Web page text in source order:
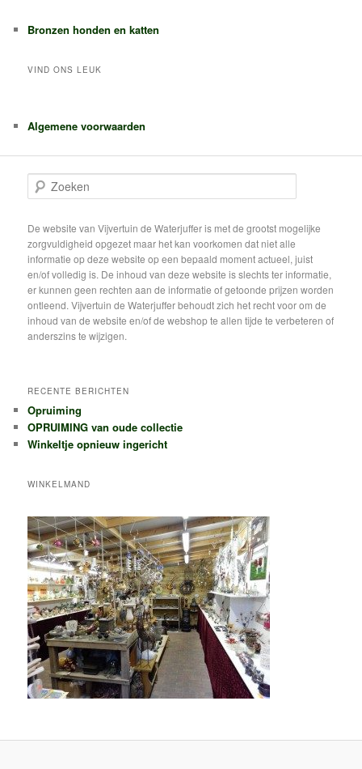
Bronzen honden en katten
VIND ONS LEUK
Algemene voorwaarden
o
k
e
n
De website van Vijvertuin de Waterjuffer is met de grootst mogelijke
zorgvuldigheid opgezet maar het kan voorkomen dat niet alle
informatie op deze website op een bepaald moment actueel, juist
en/of volledig is. De inhoud van deze website is slechts ter informatie,
er kunnen geen rechten aan de informatie of getoonde prijzen worden
ontleend. Vijvertuin de Waterjuffer behoudt zich het recht voor om de
inhoud van de website en/of de webshop te allen tijde te verbeteren of
anderszins te wijzigen.
RECENTE BERICHTEN
Opruiming
OPRUIMING van oude collectie
Winkeltje opnieuw ingericht
WINKELMAND